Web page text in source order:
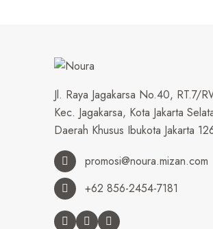
Jl. Raya Jagakarsa No.40, RT.7/
Kec. Jagakarsa, Kota Jakarta
Daerah Khusus Ibukota Jakarta
promosi@noura.mizan.com
+62 856-2454-7181